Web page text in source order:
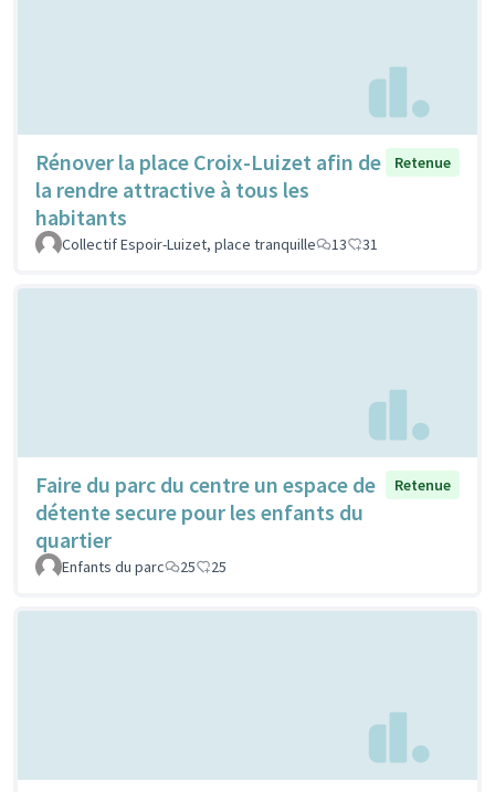
Rénover la place Croix-Luizet afin de
la rendre attractive à tous les
habitants
Retenue
Collectif Espoir-Luizet, place tranquille 13 31
Faire du parc du centre un espace de
détente secure pour les enfants du
quartier
Retenue
Enfants du parc 25 25